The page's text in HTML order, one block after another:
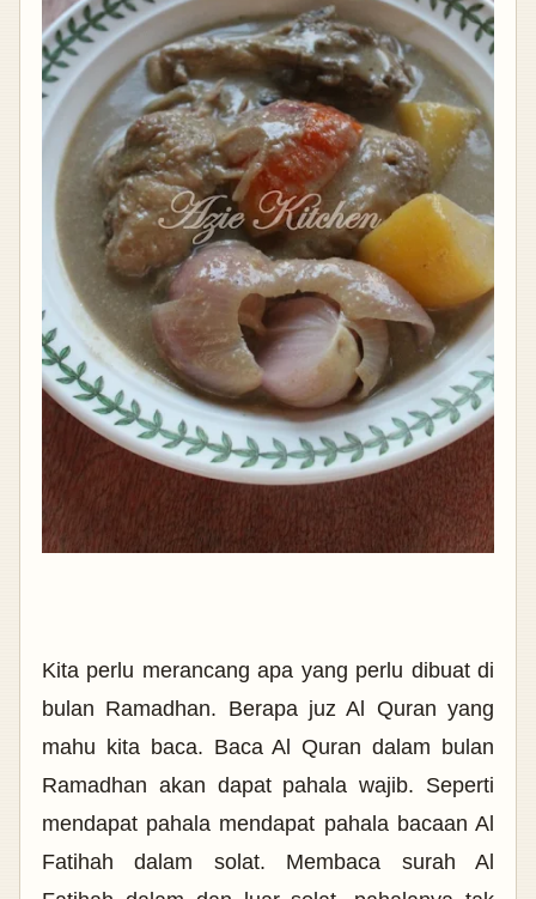
Kita perlu merancang apa yang perlu dibuat di
bulan Ramadhan. Berapa juz Al Quran yang
mahu kita baca. Baca Al Quran dalam bulan
Ramadhan akan dapat pahala wajib. Seperti
mendapat pahala mendapat pahala bacaan Al
Fatihah dalam solat. Membaca surah Al